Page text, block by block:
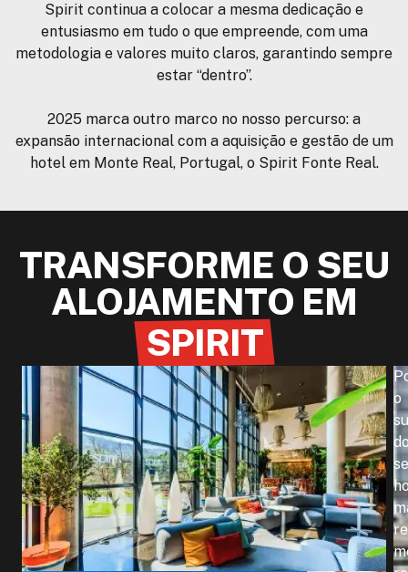
Spirit continua a colocar a mesma dedicação e
entusiasmo em tudo o que empreende, com uma
metodologia e valores muito claros, garantindo sempre
estar “dentro”.
2025 marca outro marco no nosso percurso: a
expansão internacional com a aquisição e gestão de um
hotel em Monte Real, Portugal, o Spirit Fonte Real.
TRANSFORME O SEU
ALOJAMENTO EM
SPIRIT
o